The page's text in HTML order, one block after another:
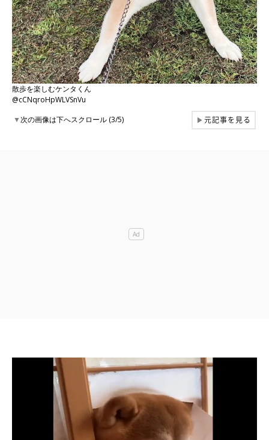
散歩を楽しむケンタくん
@cCNqroHpWLVSnVu
▼次の画像は下へスクロール (3/5) ▶元記事を見る